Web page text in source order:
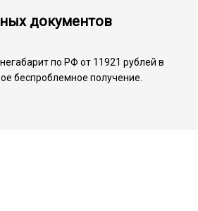
документов
по РФ от 11921 рублей в
беспроблемное получение.